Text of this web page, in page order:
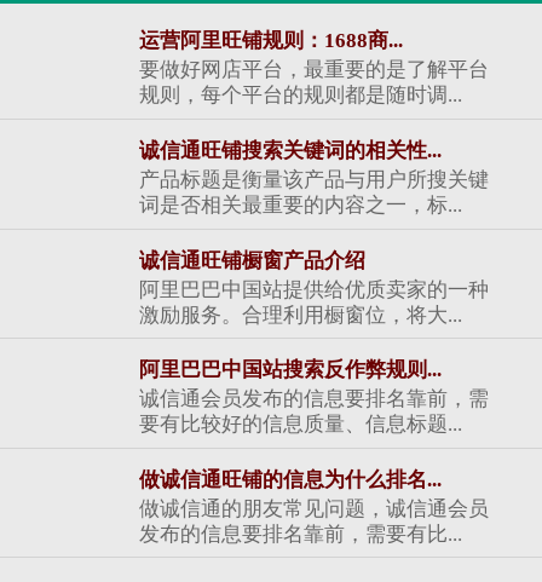
运营阿里旺铺规则：1688商...
要做好网店平台，最重要的是了解平台
规则，每个平台的规则都是随时调...
诚信通旺铺搜索关键词的相关性...
产品标题是衡量该产品与用户所搜关键
词是否相关最重要的内容之一，标...
诚信通旺铺橱窗产品介绍
阿里巴巴中国站提供给优质卖家的一种
激励服务。合理利用橱窗位，将大...
阿里巴巴中国站搜索反作弊规则...
诚信通会员发布的信息要排名靠前，需
要有比较好的信息质量、信息标题...
做诚信通旺铺的信息为什么排名...
做诚信通的朋友常见问题，诚信通会员
发布的信息要排名靠前，需要有比...